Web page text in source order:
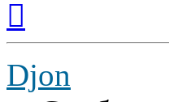
началу
Djon